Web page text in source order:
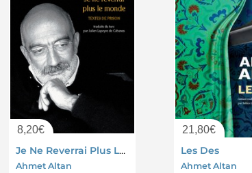
8,20€
Je Ne Reverrai Plus Le Monde : Textes De Prisonniers
Ahmet Altan
21,80€
Les Des
Ahmet Altan